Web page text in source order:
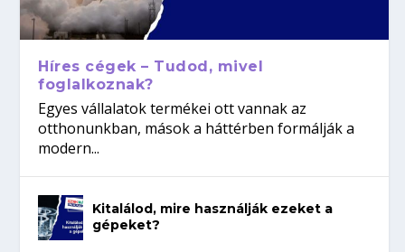
Híres cégek – Tudod, mivel
foglalkoznak?
Egyes vállalatok termékei ott vannak az
otthonunkban, mások a háttérben formálják a
modern...
Kitalálod, mire használják ezeket a
gépeket?